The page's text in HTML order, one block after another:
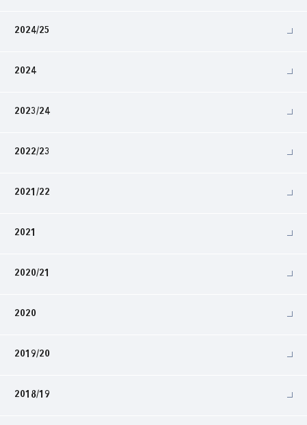
2024/25
2024
2023/24
2022/23
2021/22
2021
2020/21
2020
2019/20
2018/19